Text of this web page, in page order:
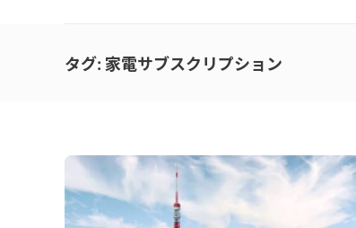
タグ: 家電サブスクリプション